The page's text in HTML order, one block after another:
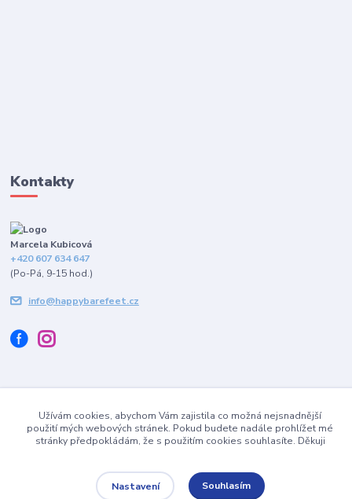
Kontakty
Marcela Kubicová
+420 607 634 647
(Po-Pá, 9-15 hod.)
info@happybarefeet.cz
2010 - 2021 Happybarefeet.cz | Všechna práva vyhrazena.
Vytvořeno na
Eshop-rychle.cz
Užívám cookies, abychom Vám zajistila co možná nejsnadnější
použití mých webových stránek. Pokud budete nadále prohlížet mé
stránky předpokládám, že s použitím cookies souhlasíte. Děkuji
Nastavení Souhlasím